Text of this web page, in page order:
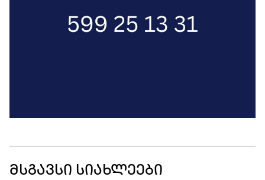
მსგავსი სიახლეები